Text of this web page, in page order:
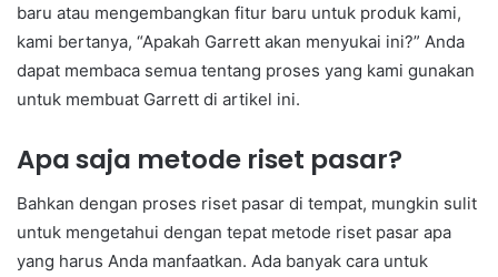
baru atau mengembangkan fitur baru untuk produk kami,
kami bertanya, “Apakah Garrett akan menyukai ini?” Anda
dapat membaca semua tentang proses yang kami gunakan
untuk membuat Garrett di artikel ini.
Apa saja metode riset pasar?
Bahkan dengan proses riset pasar di tempat, mungkin sulit
untuk mengetahui dengan tepat metode riset pasar apa
yang harus Anda manfaatkan. Ada banyak cara untuk